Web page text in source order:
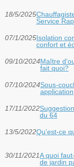
18/5/2025
Service
07/1/2025Isolation
confort et
09/10/2024Maître
fait quoi?
07/10/2024Sous-
application
17/11/2022
du 64
13/5/2022Qu'est-ce
30/11/2021A quoi
de jardin